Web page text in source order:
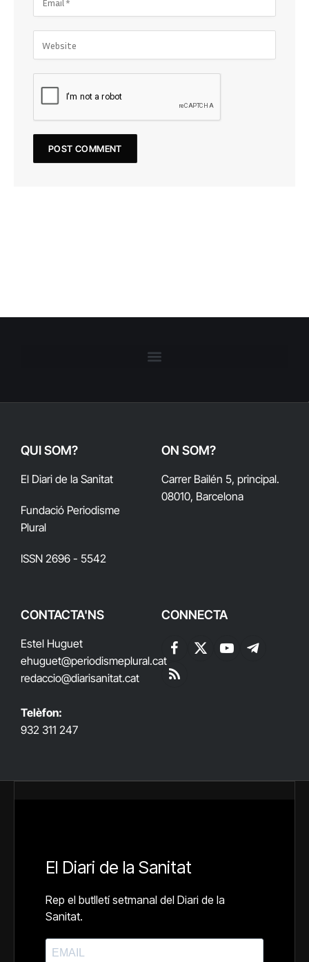
QUI SOM?
El Diari de la Sanitat
Fundació Periodisme
Plural
ISSN 2696 - 5542
ON SOM?
Carrer Bailén 5, principal.
08010, Barcelona
CONTACTA'NS
Estel Huguet
ehuguet@periodismeplural.cat
redaccio@diarisanitat.cat
Telèfon:
932 311 247
CONNECTA
Facebook
X
YouTubeTelegram
RSS